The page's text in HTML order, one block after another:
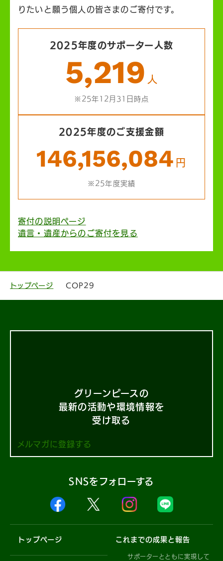
りたいと願う個人の皆さまのご寄付です。
2025年度のサポーター人数
5,219 人
※25年12月31日時点
2025年度のご支援金額
146,156,084 円
※25年度実績
寄付の説明ページ
遺言・遺産からのご寄付を見る
トップページ COP29
グリーンピースの
最新の活動や環境情報を
受け取る
メルマガに登録する
SNSをフォローする
トップページ これまでの成果と報告
サポーターとともに実現して